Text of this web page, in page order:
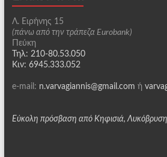
Λ. Ειρήνης 15
(πάνω από την τράπεζα Eurobank)
Πεύκη
Τηλ: 210-80.53.050
Κιν: 6945.333.052
e-mail: n.varvagiannis@gmail.com ή
Εύκολη πρόσβαση από Κηφισιά,